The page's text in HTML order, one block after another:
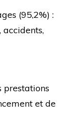
(95,2%) :
prestations
et de